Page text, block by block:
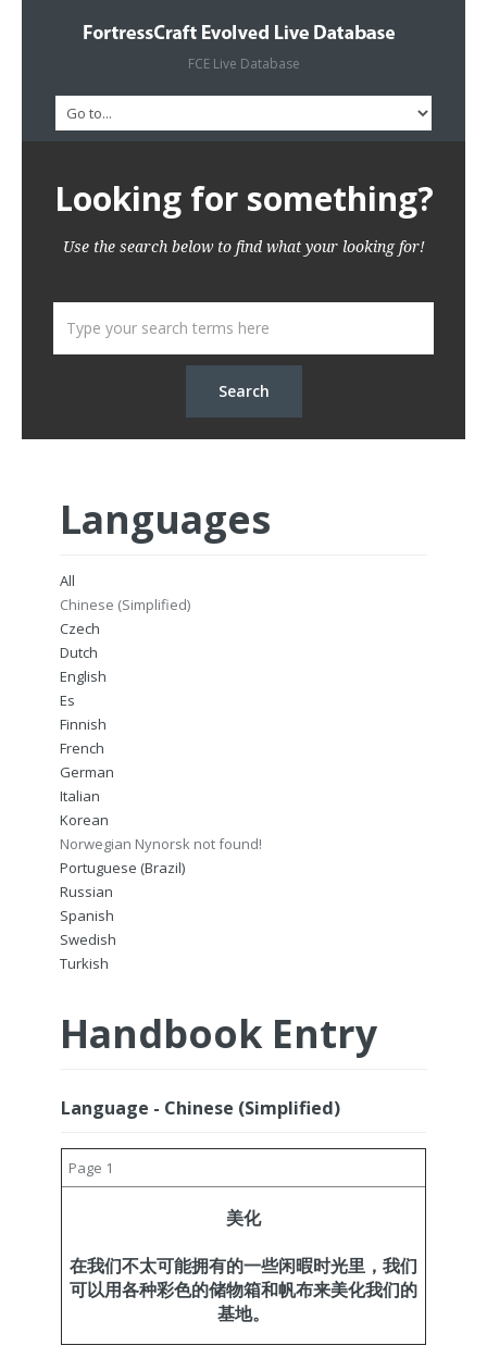
FCE Live Database
Looking for something?
Use the search below to find what your looking for!
Languages
All
Chinese (Simplified)
Czech
Dutch
English
Es
Finnish
French
German
Italian
Korean
Norwegian Nynorsk not found!
Portuguese (Brazil)
Russian
Spanish
Swedish
Turkish
Handbook Entry
Language - Chinese (Simplified)
Page 1
美化
在我们不太可能拥有的一些闲暇时光里，我们
可以用各种彩色的储物箱和帆布来美化我们的
基地。